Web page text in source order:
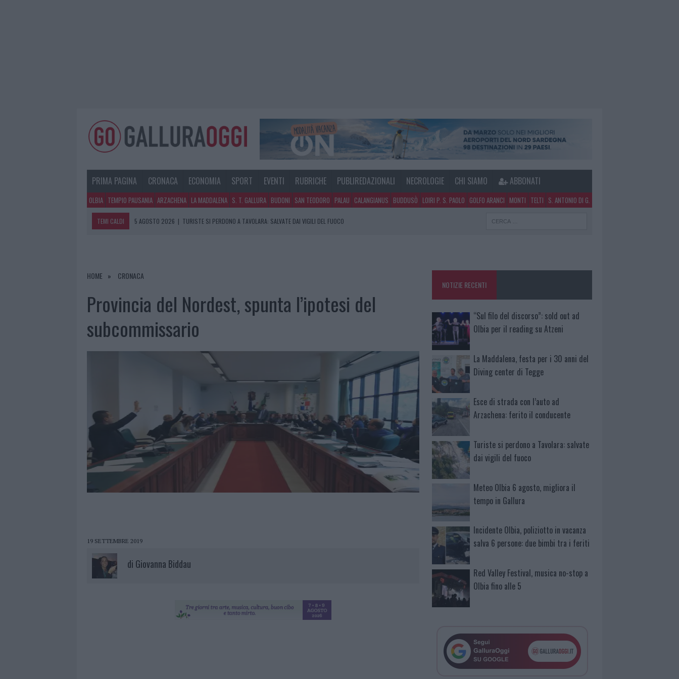
PRIMA PAGINA CRONACA ECONOMIA SPORT EVENTI RUBRICHE PUBLIREDAZIONALI NECROLOGIE CHI SIAMO ABBONATI
OLBIA TEMPIO PAUSANIA ARZACHENA LA MADDALENA S. T. GALLURA BUDONI SAN TEODORO PALAU CALANGIANUS BUDDUSÒ LOIRI P. S. PAOLO GOLFO ARANCI MONTI TELTI S. ANTONIO DI G.
TEMI CALDI 5 AGOSTO 2026 | TURISTE SI PERDONO A TAVOLARA: SALVATE DAI VIGILI DEL FUOCO
5 AGOSTO 2026
|
HOME CRONACA
Provincia del Nordest, spunta l’ipotesi del
subcommissario
19 SETTEMBRE 2019
di Giovanna Biddau
NOTIZIE RECENTI
“Sul filo del discorso”: sold out ad
Olbia per il reading su Atzeni
La Maddalena, festa per i 30 anni del
Diving center di Tegge
Esce di strada con l’auto ad
Arzachena: ferito il conducente
Turiste si perdono a Tavolara: salvate
dai vigili del fuoco
Meteo Olbia 6 agosto, migliora il
tempo in Gallura
Incidente Olbia, poliziotto in vacanza
salva 6 persone: due bimbi tra i feriti
Red Valley Festival, musica no-stop a
Olbia fino alle 5